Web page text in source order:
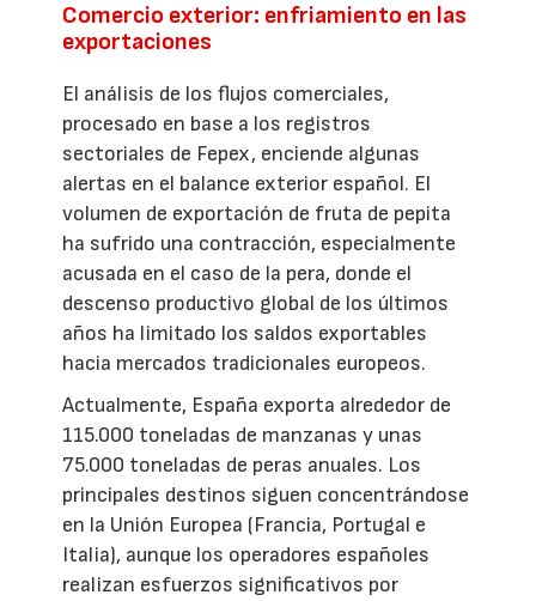
Comercio exterior: enfriamiento en las
exportaciones
El análisis de los flujos comerciales,
procesado en base a los registros
sectoriales de Fepex, enciende algunas
alertas en el balance exterior español. El
volumen de exportación de fruta de pepita
ha sufrido una contracción, especialmente
acusada en el caso de la pera, donde el
descenso productivo global de los últimos
años ha limitado los saldos exportables
hacia mercados tradicionales europeos.
Actualmente, España exporta alrededor de
115.000 toneladas de manzanas y unas
75.000 toneladas de peras anuales. Los
principales destinos siguen concentrándose
en la Unión Europea (Francia, Portugal e
Italia), aunque los operadores españoles
realizan esfuerzos significativos por